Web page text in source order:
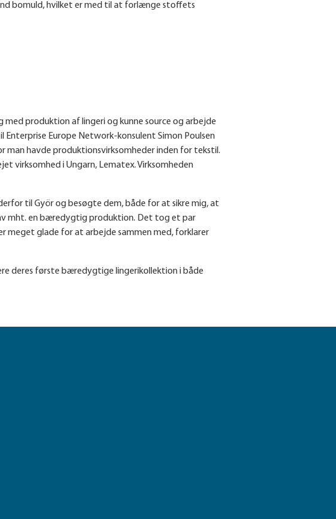
bomuld, hvilket er med til at forlænge stoffets
produktion af lingeri og kunne source og arbejde
Europe Network-konsulent Simon Poulsen
havde produktionsvirksomheder inden for tekstil.
virksomhed i Ungarn, Lematex. Virksomheden
til Györ og besøgte dem, både for at sikre mig, at
mht. en bæredygtig produktion. Det tog et par
meget glade for at arbejde sammen med, forklarer
deres første bæredygtige lingerikollektion i både